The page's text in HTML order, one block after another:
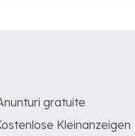
gratuite
Kleinanzeigen